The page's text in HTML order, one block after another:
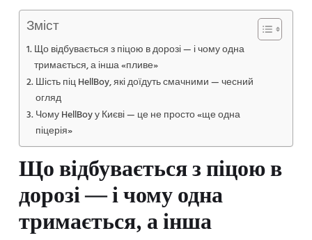
Зміст
Що відбувається з піцою в дорозі — і чому одна
тримається, а інша «пливе»
Шість піц HellBoy, які доїдуть смачними — чесний
огляд
Чому HellBoy у Києві — це не просто «ще одна
піцерія»
Що відбувається з піцою в
дорозі — і чому одна
тримається, а інша